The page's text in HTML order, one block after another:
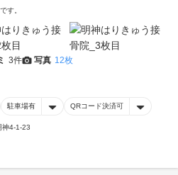
す。
3件 写真 12枚
駐車場有 QRコード決済可
神4-1-23